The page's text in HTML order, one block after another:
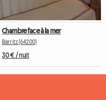
Chambre face à la mer
Biarritz (64200)
30 € / nuit